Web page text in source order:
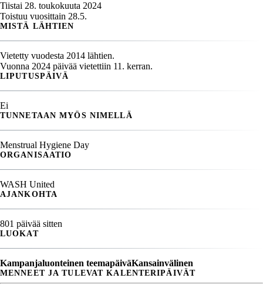
Tiistai 28. toukokuuta 2024
Toistuu vuosittain 28.5.
MISTÄ LÄHTIEN
Vietetty vuodesta 2014 lähtien.
Vuonna 2024 päivää vietettiin 11. kerran.
LIPUTUSPÄIVÄ
Ei
TUNNETAAN MYÖS NIMELLÄ
Menstrual Hygiene Day
ORGANISAATIO
WASH United
AJANKOHTA
801 päivää sitten
LUOKAT
Kampanjaluonteinen teemapäiväKansainvälinen
MENNEET JA TULEVAT KALENTERIPÄIVÄT